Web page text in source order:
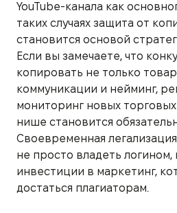
YouTube-канала как
таких случаях защита от
становится основой
Если вы замечаете, что
копировать не только
коммуникации и нейминг,
мониторинг новых
нише становится
Своевременная
не просто владеть логином,
инвестиции в маркетинг,
достаться плагиаторам.